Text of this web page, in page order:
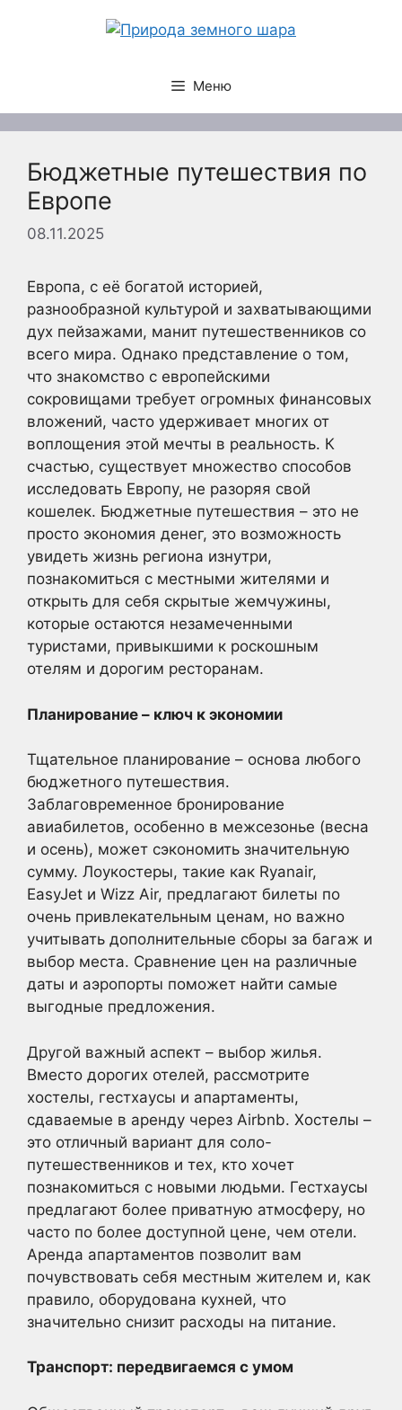
Меню
Бюджетные путешествия по
Европе
08.11.2025
Европа, с её богатой историей,
разнообразной культурой и захватывающими
дух пейзажами, манит путешественников со
всего мира. Однако представление о том,
что знакомство с европейскими
сокровищами требует огромных финансовых
вложений, часто удерживает многих от
воплощения этой мечты в реальность. К
счастью, существует множество способов
исследовать Европу, не разоряя свой
кошелек. Бюджетные путешествия – это не
просто экономия денег, это возможность
увидеть жизнь региона изнутри,
познакомиться с местными жителями и
открыть для себя скрытые жемчужины,
которые остаются незамеченными
туристами, привыкшими к роскошным
отелям и дорогим ресторанам.
Планирование – ключ к экономии
Тщательное планирование – основа любого
бюджетного путешествия.
Заблаговременное бронирование
авиабилетов, особенно в межсезонье (весна
и осень), может сэкономить значительную
сумму. Лоукостеры, такие как Ryanair,
EasyJet и Wizz Air, предлагают билеты по
очень привлекательным ценам, но важно
учитывать дополнительные сборы за багаж и
выбор места. Сравнение цен на различные
даты и аэропорты поможет найти самые
выгодные предложения.
Другой важный аспект – выбор жилья.
Вместо дорогих отелей, рассмотрите
хостелы, гестхаусы и апартаменты,
сдаваемые в аренду через Airbnb. Хостелы –
это отличный вариант для соло-
путешественников и тех, кто хочет
познакомиться с новыми людьми. Гестхаусы
предлагают более приватную атмосферу, но
часто по более доступной цене, чем отели.
Аренда апартаментов позволит вам
почувствовать себя местным жителем и, как
правило, оборудована кухней, что
значительно снизит расходы на питание.
Транспорт: передвигаемся с умом